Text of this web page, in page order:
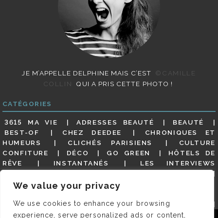
We value your privacy
We use cookies to enhance your browsing
experience, serve personalized ads or content,
JE M’APPELLE DELPHINE MAIS C’EST
©CAMILLE
COLLIN
QUI A PRIS CETTE PHOTO !
CATÉGORIES
3615 MA VIE ADRESSES BEAUTÉ
BEAUTÉ
BEST-OF
CHEZ DEEDEE
CHRONIQUES ET
HUMEURS
CLICHÉS PARISIENS
CULTURE
CONFITURE
DÉCO GO GREEN
HÔTELS DE
RÊVE
INSTANTANÉS
LES INTERVIEWS
MES ADRESSES
MODE NON CLASSÉ
GUIDE
PARIS EN PHOTOS
RESTAURANTS
REVUE DE PRESSE DÉTAILLÉE, SIOU PLAIT